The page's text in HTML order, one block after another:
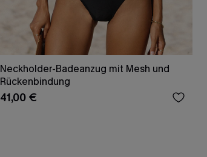
Neckholder-Badeanzug mit Mesh und
Rückenbindung
41,00 €